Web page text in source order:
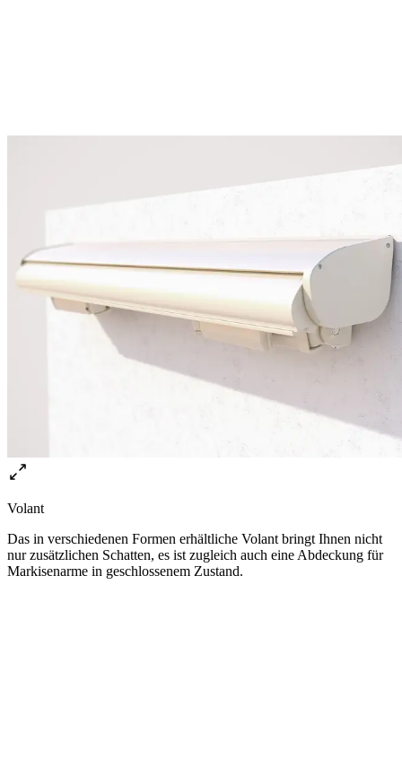
Volant
Das in verschiedenen Formen erhältliche Volant bringt Ihnen nicht
nur zusätzlichen Schatten, es ist zugleich auch eine Abdeckung für
Markisenarme in geschlossenem Zustand.